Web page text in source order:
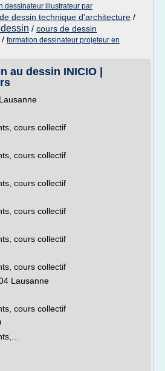
dessinateur illustrateur par
dessin technique d'architecture /
/ cours de dessin
/ formation dessinateur projeteur en
au dessin INICIO |
cours collectif
cours collectif
cours collectif
cours collectif
cours collectif
cours collectif
Lausanne
cours collectif